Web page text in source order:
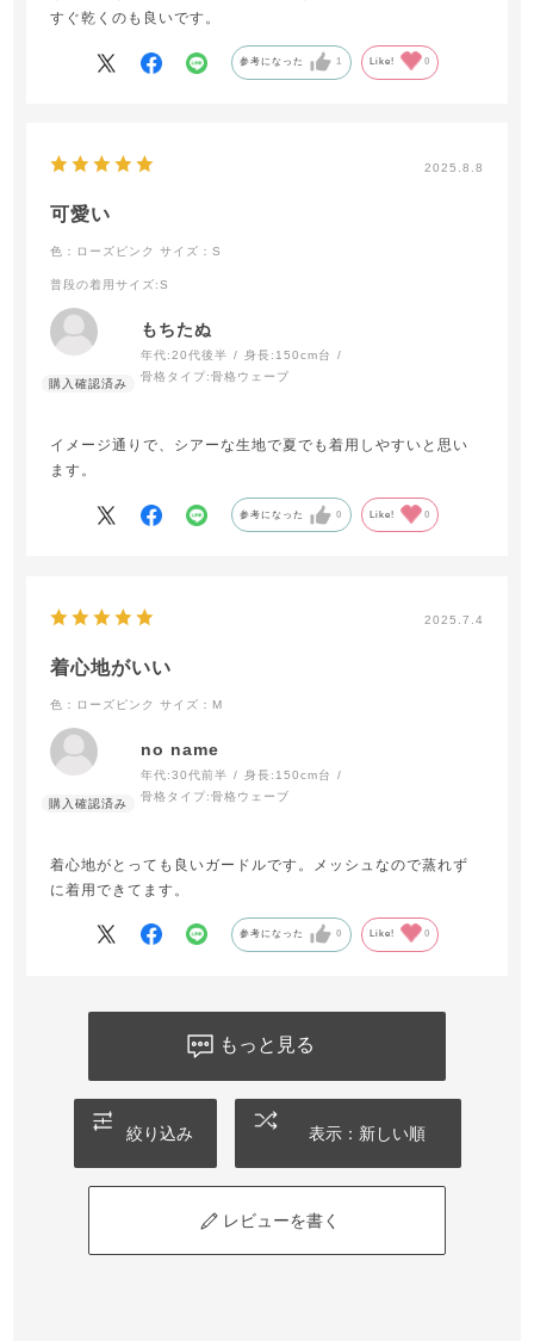
すぐ乾くのも良いです。
参考になった 1 Like! 0
2025.8.8
可愛い
色：ローズピンク サイズ：S
普段の着用サイズ :S
もちたぬ
年代:20代後半 身長: 150cm台
骨格タイプ:骨格ウェーブ
イメージ通りで、シアーな生地で夏でも着用しやすいと思い
ます。
参考になった 0 Like! 0
2025.7.4
着心地がいい
色：ローズピンク サイズ：M
no name
年代:30代前半 身長: 150cm台
骨格タイプ:骨格ウェーブ
着心地がとっても良いガードルです。メッシュなので蒸れず
に着用できてます。
参考になった 0 Like! 0
もっと見る
絞り込み 表示：新しい順
レビューを書く